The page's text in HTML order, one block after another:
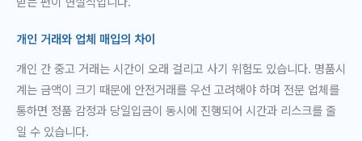
개인 거래와 업체 매입의 차이
개인 간 중고 거래는 시간이 오래 걸리고 사기 위험도 있습니다. 명품시
계는 금액이 크기 때문에 안전거래를 우선 고려해야 하며 전문 업체를
통하면 정품 감정과 당일입금이 동시에 진행되어 시간과 리스크를 줄
일 수 있습니다.